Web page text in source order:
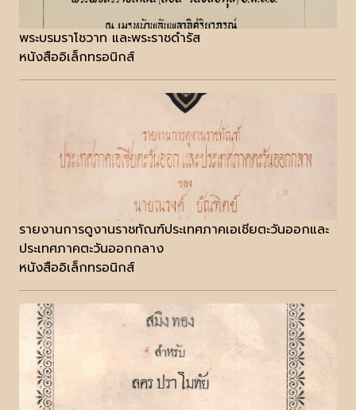
พระบรมราโชวาท และพระราชดำรัส
หนังสืออิเล็กทรอนิกส์
รายงานการดูงานราชทัณฑ์ประเทศภาคเอเชียตะวันออกและ
ประเทศภาคตะวันออกกลาง
หนังสืออิเล็กทรอนิกส์